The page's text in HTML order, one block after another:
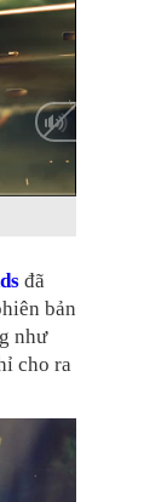
đã
bản
như
cho ra